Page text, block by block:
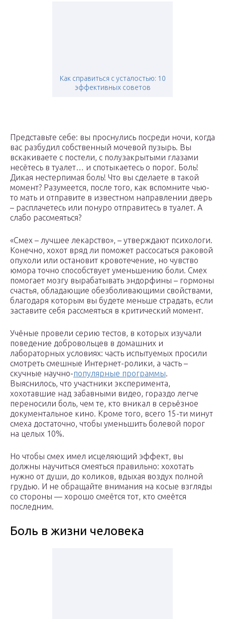
Как справиться с усталостью: 10
эффективных советов
Представьте себе: вы проснулись посреди ночи, когда
вас разбудил собственный мочевой пузырь. Вы
вскакиваете с постели, с полузакрытыми глазами
несётесь в туалет… и спотыкаетесь о порог. Боль!
Дикая нестерпимая боль! Что вы сделаете в такой
момент? Разумеется, после того, как вспомните чью-
то мать и отправите в известном направлении дверь
– расплачетесь или понуро отправитесь в туалет. А
слабо рассмеяться?
«Смех – лучшее лекарство», – утверждают психологи.
Конечно, хохот вряд ли поможет рассосаться раковой
опухоли или остановит кровотечение, но чувство
юмора точно способствует уменьшению боли. Смех
помогает мозгу вырабатывать эндорфины – гормоны
счастья, обладающие обезболивающими свойствами,
благодаря которым вы будете меньше страдать, если
заставите себя рассмеяться в критический момент.
Учёные провели серию тестов, в которых изучали
поведение добровольцев в домашних и
лабораторных условиях: часть испытуемых просили
смотреть смешные Интернет-ролики, а часть –
скучные научно-популярные программы.
Выяснилось, что участники эксперимента,
хохотавшие над забавными видео, гораздо легче
переносили боль, чем те, кто вникал в серьёзное
документальное кино. Кроме того, всего 15-ти минут
смеха достаточно, чтобы уменьшить болевой порог
на целых 10%.
Но чтобы смех имел исцеляющий эффект, вы
должны научиться смеяться правильно: хохотать
нужно от души, до коликов, вдыхая воздух полной
грудью. И не обращайте внимания на косые взгляды
со стороны — хорошо смеётся тот, кто смеётся
последним.
Боль в жизни человека